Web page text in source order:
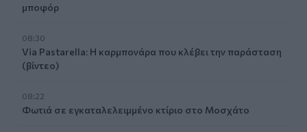
μποφόρ
08:30
Via Pastarella: Η καρμπονάρα που κλέβει την παράσταση
(βίντεο)
08:22
Φωτιά σε εγκαταλελειμμένο κτίριο στο Μοσχάτο